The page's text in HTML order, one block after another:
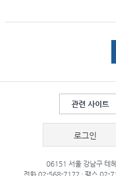
관련 사이트
로그인
06151 서울 강남구 테
전화 02-568-7172 · 팩스 02-